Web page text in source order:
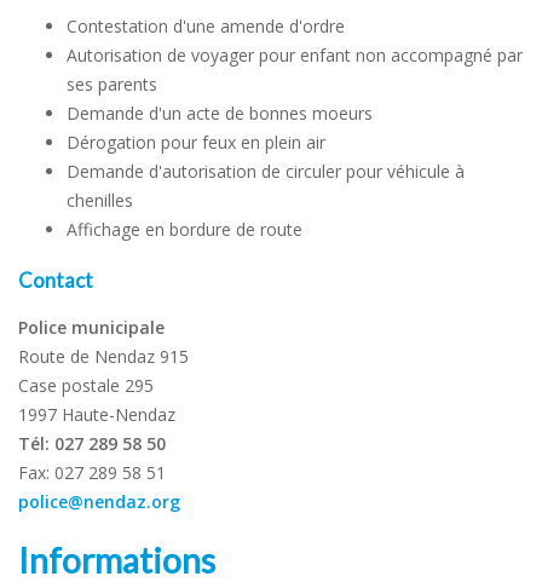
Contestation d'une amende d'ordre
Autorisation de voyager pour enfant non accompagné par
ses parents
Demande d'un acte de bonnes moeurs
Dérogation pour feux en plein air
Demande d'autorisation de circuler pour véhicule à
chenilles
Affichage en bordure de route
Contact
Police municipale
Route de Nendaz 915
Case postale 295
1997 Haute-Nendaz
Tél: 027 289 58 50
Fax: 027 289 58 51
police@nendaz.org
Informations